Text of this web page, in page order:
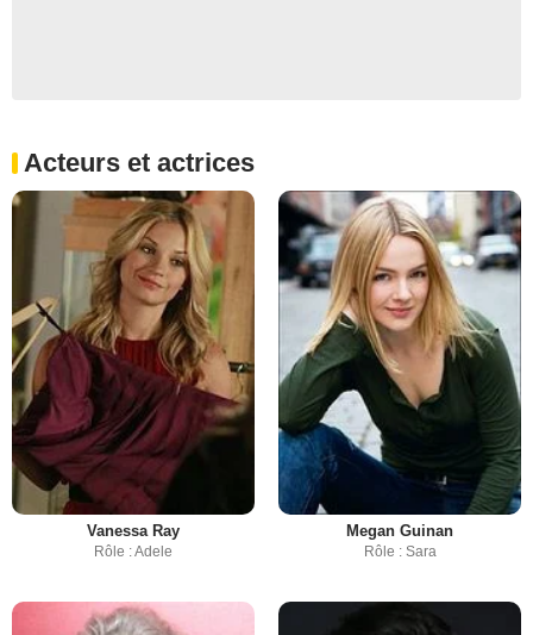
Acteurs et actrices
Vanessa Ray
Rôle : Adele
Megan Guinan
Rôle : Sara